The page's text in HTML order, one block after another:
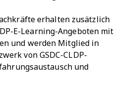
erhalten zusätzlich
E-Learning-Angeboten mit
und werden Mitglied in
von GSDC-CLDP-
und